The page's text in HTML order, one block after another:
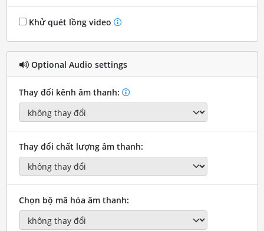
Khử quét lồng video
Optional Audio settings
Thay đổi kênh âm thanh:
Thay đổi chất lượng âm thanh:
Chọn bộ mã hóa âm thanh: